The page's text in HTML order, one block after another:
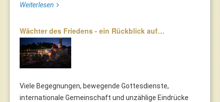
Weiterlesen
Wächter des Friedens - ein Rückblick auf…
Viele Begegnungen, bewegende Gottesdienste,
internationale Gemeinschaft und unzählige Eindrücke